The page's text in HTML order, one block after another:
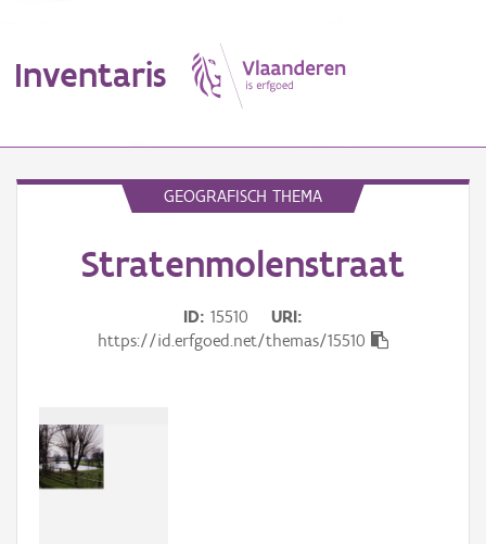
Inventaris
Erfgoedobject
Gebeurtenis
GEOGRAFISCH THEMA
Stratenmolenstraat
ID 15510
URI
https://id.erfgoed.net/themas/15510